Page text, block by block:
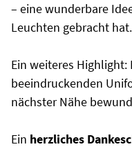
– eine wunderbare
Leuchten gebracht hat.
Ein weiteres
beeindruckenden
nächster Nähe
Ein herzliches